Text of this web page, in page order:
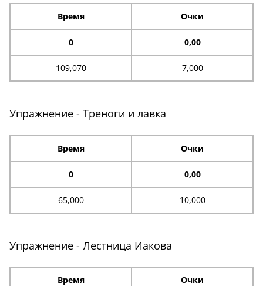
Время Очки
0 0,00
109,070 7,000
Упражнение - Треноги и лавка
Время Очки
0 0,00
65,000 10,000
Упражнение - Лестница Иакова
Время Очки